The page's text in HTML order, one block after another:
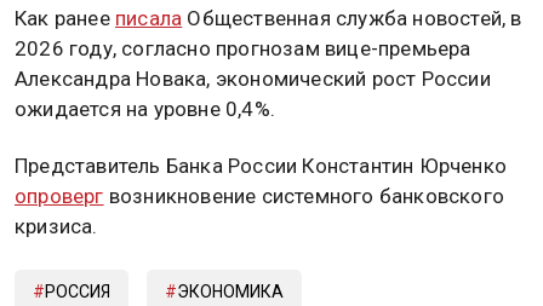
Как ранее писала Общественная служба новостей, в
2026 году, согласно прогнозам вице-премьера
Александра Новака, экономический рост России
ожидается на уровне 0,4%.
Представитель Банка России Константин Юрченко
опроверг возникновение системного банковского
кризиса.
РОССИЯ ЭКОНОМИКА